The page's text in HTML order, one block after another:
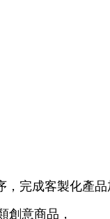
完成客製化產品
創意商品，